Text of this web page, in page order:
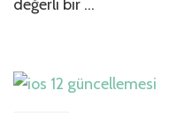
değerli bir …